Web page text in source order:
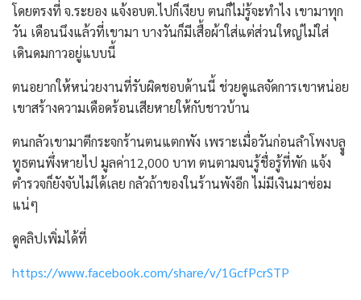
โดยตรงที่ จ.ระยอง แจ้งอบต.ไปก็เงียบ ตนก็ไม่รู้จะทำไง เขามาทุก
วัน เดือนนึงแล้วที่เขามา บางวันก็มีเสื้อผ้าใส่แต่ส่วนใหญ่ไม่ใส่
เดินดมกาวอยู่แบบนี้
ตนอยากให้หน่วยงานที่รับผิดชอบด้านนี้ ช่วยดูแลจัดการเขาหน่อย
เขาสร้างความเดือดร้อนเสียหายให้กับชาวบ้าน
ตนกลัวเขามาตีกระจกร้านตนแตกพัง เพราะเมื่อวันก่อนลำโพงบลูู
ทูธตนพึ่งหายไป มูลค่า12,000 บาท ตนตามจนรู้ชื่อรู้ที่พัก แจ้ง
ตำรวจก็ยังจับไม่ได้เลย กลัวถ้าของในร้านพังอีก ไม่มีเงินมาซ่อม
แน่ๆ
ดูคลิปเพิ่มได้ที่
https://www.facebook.com/share/v/1GcfPcrSTP